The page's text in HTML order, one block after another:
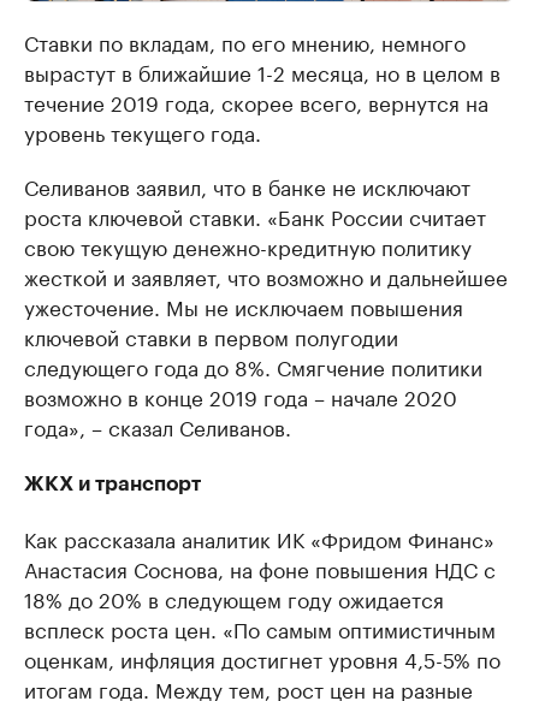
Ставки по вкладам, по его мнению, немного
вырастут в ближайшие 1-2 месяца, но в целом в
течение 2019 года, скорее всего, вернутся на
уровень текущего года.
Селиванов заявил, что в банке не исключают
роста ключевой ставки. «Банк России считает
свою текущую денежно-кредитную политику
жесткой и заявляет, что возможно и дальнейшее
ужесточение. Мы не исключаем повышения
ключевой ставки в первом полугодии
следующего года до 8%. Смягчение политики
возможно в конце 2019 года – начале 2020
года», – сказал Селиванов.
ЖКХ и транспорт
Как рассказала аналитик ИК «Фридом Финанс»
Анастасия Соснова, на фоне повышения НДС с
18% до 20% в следующем году ожидается
всплеск роста цен. «По самым оптимистичным
оценкам, инфляция достигнет уровня 4,5-5% по
итогам года. Между тем, рост цен на разные